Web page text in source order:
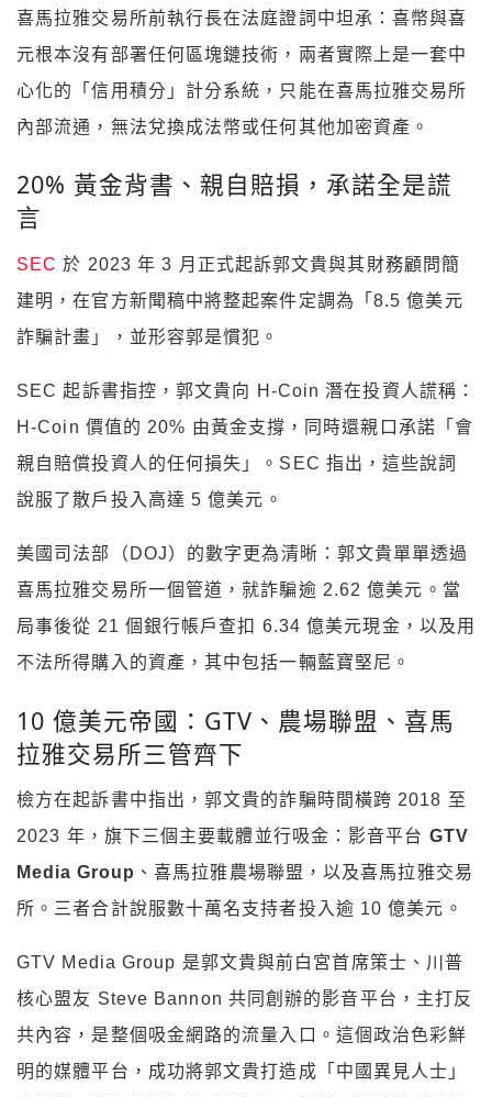
喜馬拉雅交易所前執行長在法庭證詞中坦承：喜幣與喜
元根本沒有部署任何區塊鏈技術，兩者實際上是一套中
心化的「信用積分」計分系統，只能在喜馬拉雅交易所
內部流通，無法兌換成法幣或任何其他加密資產。
20% 黃金背書、親自賠損，承諾全是謊
言
SEC 於 2023 年 3 月正式起訴郭文貴與其財務顧問簡
建明，在官方新聞稿中將整起案件定調為「8.5 億美元
詐騙計畫」，並形容郭是慣犯。
SEC 起訴書指控，郭文貴向 H-Coin 潛在投資人謊稱：
H-Coin 價值的 20% 由黃金支撐，同時還親口承諾「會
親自賠償投資人的任何損失」。SEC 指出，這些說詞
說服了散戶投入高達 5 億美元。
美國司法部（DOJ）的數字更為清晰：郭文貴單單透過
喜馬拉雅交易所一個管道，就詐騙逾 2.62 億美元。當
局事後從 21 個銀行帳戶查扣 6.34 億美元現金，以及用
不法所得購入的資產，其中包括一輛藍寶堅尼。
10 億美元帝國：GTV、農場聯盟、喜馬
拉雅交易所三管齊下
檢方在起訴書中指出，郭文貴的詐騙時間橫跨 2018 至
2023 年，旗下三個主要載體並行吸金：影音平台 GTV
Media Group 、喜馬拉雅農場聯盟，以及喜馬拉雅交易
所。三者合計說服數十萬名支持者投入逾 10 億美元。
GTV Media Group 是郭文貴與前白宮首席策士、川普
核心盟友 Steve Bannon 共同創辦的影音平台，主打反
共內容，是整個吸金網路的流量入口。這個政治色彩鮮
明的媒體平台，成功將郭文貴打造成「中國異見人士」